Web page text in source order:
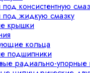
консистентную
под жидкую смазку
крышки
кольца
подшипники
радиально-упорные